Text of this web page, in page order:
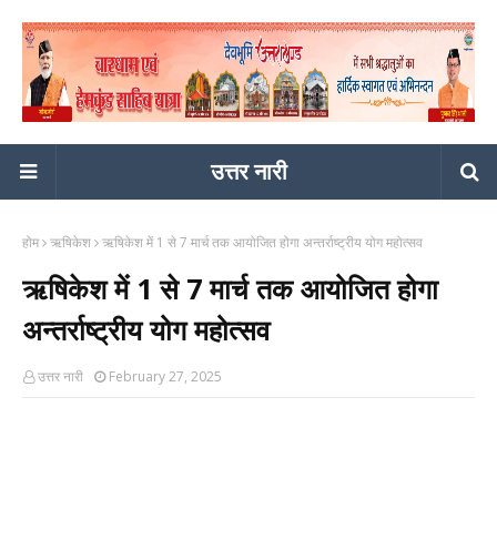
उत्तर नारी
होम ऋषिकेश ऋषिकेश में 1 से 7 मार्च तक आयोजित होगा अन्तर्राष्ट्रीय योग महोत्सव
ऋषिकेश में 1 से 7 मार्च तक आयोजित होगा
अन्तर्राष्ट्रीय योग महोत्सव
उत्तर नारी February 27, 2025